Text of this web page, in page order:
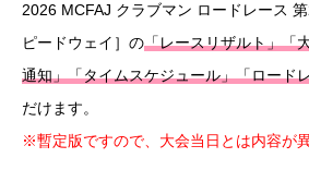
モトクロス
ロードレース
お知らせ
2026 MCFAJ クラブマン ロードレース
ピードウェイ］の「レースリザルト」「
通知」「タイムスケジュール」「ロード
だけます。
※暫定版ですので、大会当日とは内容が